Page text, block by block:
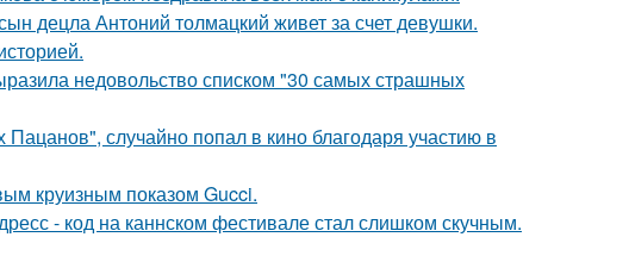
децла Антоний толмацкий живет за счет девушки.
недовольство списком "30 самых страшных
случайно попал в кино благодаря участию в
круизным показом Gucci.
- код на каннском фестивале стал слишком скучным.